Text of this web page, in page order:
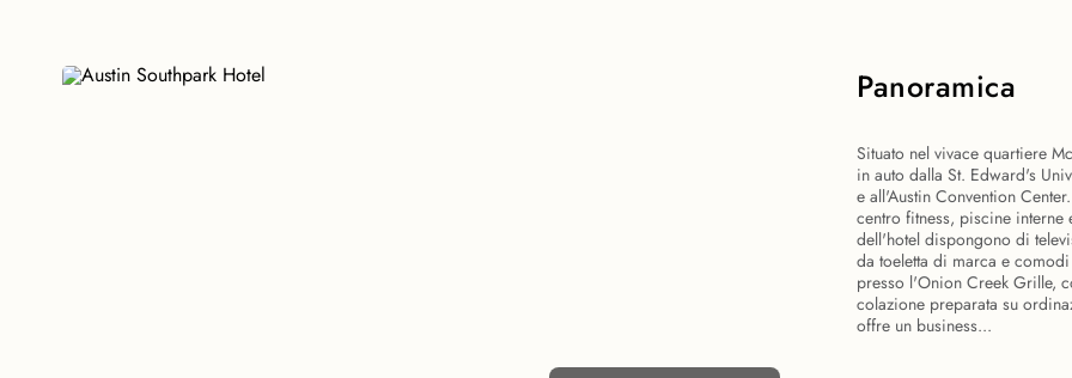
Panoramica
Situato nel vivace quartiere
in auto dalla St. Edward's
e all'Austin Convention
centro fitness, piscine
dell'hotel dispongono di
da toeletta di marca e
presso l'Onion Creek Grille,
colazione preparata su
offre un business...